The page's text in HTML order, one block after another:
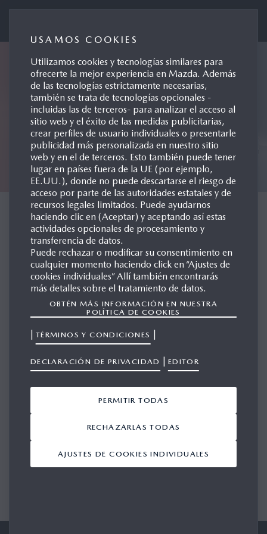
CONCEPT CARS
MAZDA RX-85
GALERÍA
Mostrando 1-1 de 1
USAMOS COOKIES
Utilizamos cookies y tecnologías similares para
ofrecerte la mejor experiencia en Mazda. Además
de las tecnologías estrictamente necesarias,
también se trata de tecnologías opcionales -
incluidas las de terceros- para analizar el acceso al
sitio web y el éxito de las medidas publicitarias,
crear perfiles de usuario individuales o presentarle
publicidad más personalizada en nuestro sitio
web y en el de terceros. Esto también puede tener
lugar en países fuera de la UE (por ejemplo,
EE.UU.), donde no puede descartarse el riesgo de
acceso por parte de las autoridades estatales y de
recursos legales limitados. Puede ayudarnos
haciendo clic en (Aceptar) y aceptando así estas
actividades opcionales de procesamiento y
transferencia de datos.
Puede rechazar o modificar su consentimiento en
cualquier momento haciendo click en “Ajustes de
cookies individuales” Allí también encontrarás
más detalles sobre el tratamiento de datos.
OBTÉN MÁS INFORMACIÓN EN NUESTRA
POLÍTICA DE COOKIES
| TÉRMINOS Y CONDICIONES |
DECLARACIÓN DE PRIVACIDAD | EDITOR
AJUSTES DE COOKIES INDIVIDUALES
RECHAZARLAS TODAS
PERMITIR TODAS